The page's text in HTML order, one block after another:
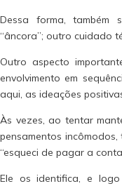
Dessa forma, também
“âncora”; outro cuidado
Outro aspecto
envolvimento em
aqui, as ideações
Às vezes, ao tentar
pensamentos
“esqueci de pagar a
Ele os identifica, e